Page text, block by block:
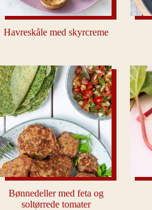
Havreskåle med skyrcreme
Bønnedeller med feta og
soltørrede tomater